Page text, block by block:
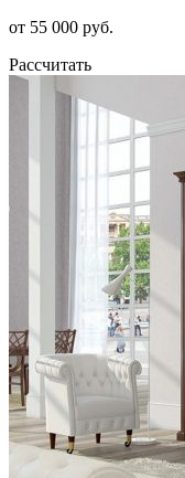
от 55 000 руб.
Рассчитать